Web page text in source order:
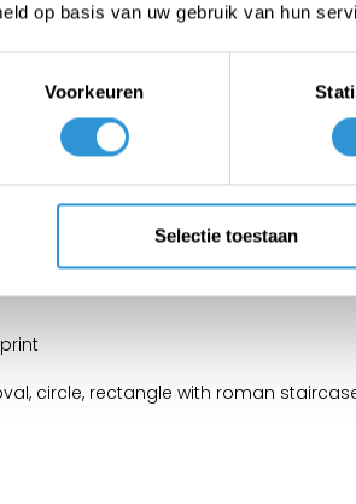
op basis van uw gebruik van hun
Voorkeuren
Selectie toestaan
A good pool cover reduces
heat in the pool to heat the
and Blue/Gold, the swimming
water when the pool is not being used.
which means that they last
circle, rectangle with roman